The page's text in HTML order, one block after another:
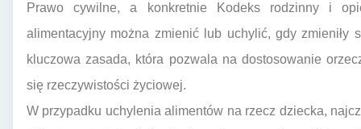
Prawo cywilne, a konkretnie Kodeks rodzinny i
alimentacyjny można zmienić lub uchylić, gdy zmieniły
kluczowa zasada, która pozwala na dostosowanie
się rzeczywistości życiowej.
W przypadku uchylenia alimentów na rzecz dziecka,